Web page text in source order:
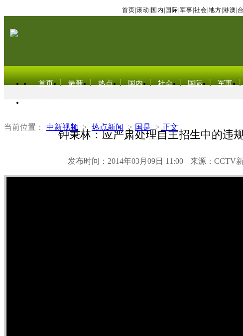
首页 滚动 国内 国际 军事 社会 地方 港澳
首页 最新 热点 国内 社会 国际 军事
当前位置： 中新视频 > 热点新闻 > 国是 > 正文
钟秉林：应严肃处理自主招生中的违
发布时间：2014年03月09日 11:00 来源：CCTV